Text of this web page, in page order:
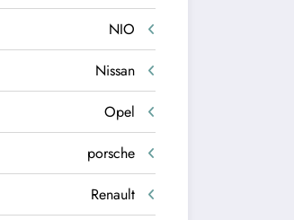
NIO
Nissan
Opel
porsche
Renault